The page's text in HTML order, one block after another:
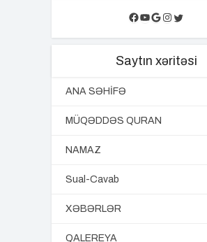
Facebook
YouTube
Google
Instagram
Twitter
Saytın xəritəsi
ANA SƏHİFƏ
MÜQƏDDƏS QURAN
NAMAZ
Sual-Cavab
XƏBƏRLƏR
QALEREYA